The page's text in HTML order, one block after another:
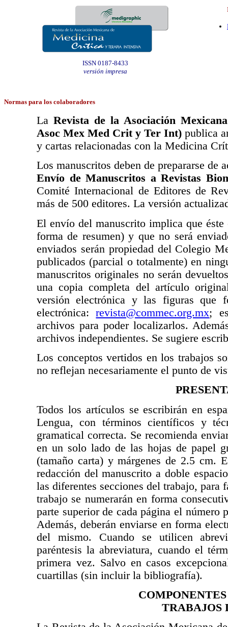
ISSN 0187-8433
versión impresa
Normas para los colaboradores
La Revista de la Asociación
Asoc Mex Med Crit y Ter Int) publica
y cartas relacionadas con la Medicina
Los manuscritos deben de prepararse de
Envío de Manuscritos a Revistas
Comité Internacional de Editores de
más de 500 editores. La versión
El envío del manuscrito implica que
forma de resumen) y que no será
enviados serán propiedad del Colegio
publicados (parcial o totalmente) en
manuscritos originales no serán
una copia completa del artículo
versión electrónica y las figuras que
electrónica:revista@commec.org.mx;
archivos para poder localizarlos.
archivos independientes. Se sugiere
Los conceptos vertidos en los trabajos
no reflejan necesariamente el punto de
Todos los artículos se escribirán en
Lengua, con términos científicos y
gramatical correcta. Se recomienda
en un solo lado de las hojas de papel
(tamaño carta) y márgenes de 2.5 cm.
redacción del manuscrito a doble
las diferentes secciones del trabajo,
trabajo se numerarán en forma
parte superior de cada página el
Además, deberán enviarse en forma
del mismo. Cuando se utilicen
paréntesis la abreviatura, cuando el
primera vez. Salvo en casos
cuartillas (sin incluir la bibliografía).
TRABAJOS